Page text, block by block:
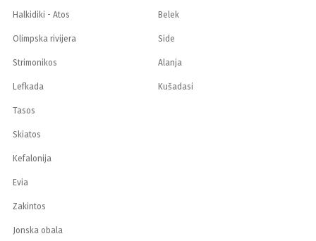
Halkidiki - Atos
Olimpska rivijera
Strimonikos
Lefkada
Tasos
Skiatos
Kefalonija
Evia
Zakintos
Jonska obala
Belek
Side
Alanja
Kušadasi